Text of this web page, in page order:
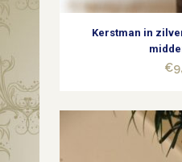
Kerstman in
€